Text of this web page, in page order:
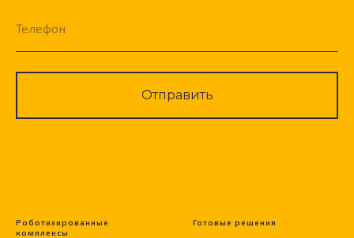
Телефон
Отправить
Роботизированные
комплексы
Готовые решения